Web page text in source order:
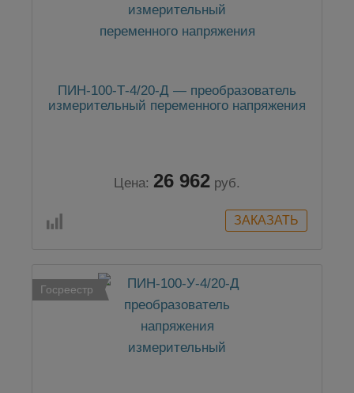
ПИН-100-Т-4/20-Д — преобразователь
измерительный переменного напряжения
Цена: 26 962 руб.
Госреестр